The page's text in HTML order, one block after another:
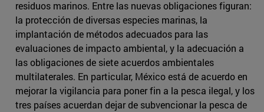
residuos marinos. Entre las ​nuevas obligaciones figuran:
la protección de diversas especies marinas, la
implantación de métodos adecuados para las
evaluaciones de impacto ambiental, y la adecuación a
las obligaciones de siete acuerdos ambientales
multilaterales. En particular, México está de acuerdo en
mejorar la vigilancia para poner fin a la pesca ilegal, y los
tres países acuerdan dejar de subvencionar la pesca de